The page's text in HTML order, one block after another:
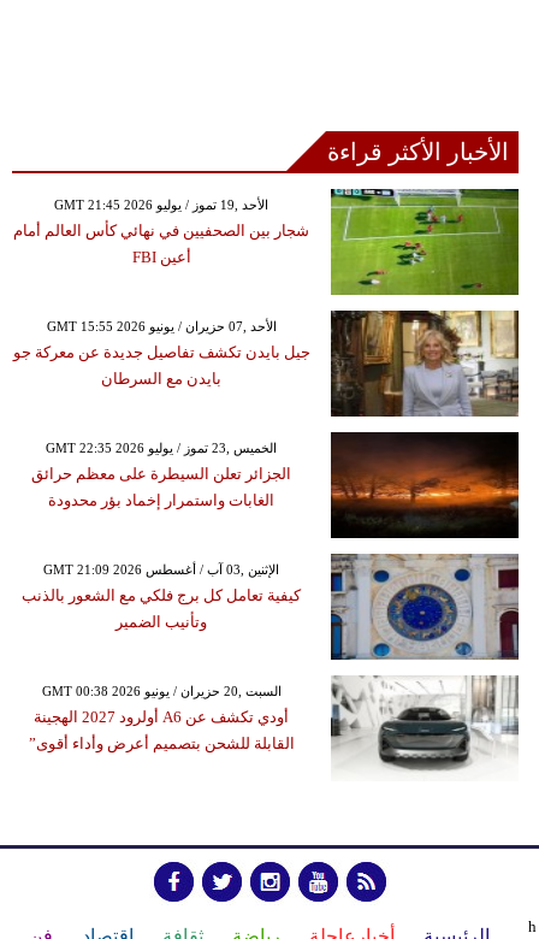
الأخبار الأكثر قراءة
GMT 21:45 2026 الأحد ,19 تموز / يوليو
شجار بين الصحفيين في نهائي كأس العالم أمام
أعين FBI
GMT 15:55 2026 الأحد ,07 حزيران / يونيو
جيل بايدن تكشف تفاصيل جديدة عن معركة جو
بايدن مع السرطان
GMT 22:35 2026 الخميس ,23 تموز / يوليو
الجزائر تعلن السيطرة على معظم حرائق
الغابات واستمرار إخماد بؤر محدودة
GMT 21:09 2026 الإثنين ,03 آب / أغسطس
كيفية تعامل كل برج فلكي مع الشعور بالذنب
وتأنيب الضمير
GMT 00:38 2026 السبت ,20 حزيران / يونيو
أودي تكشف عن A6 أولرود 2027 الهجينة
القابلة للشحن بتصميم أعرض وأداء أقوى”
h